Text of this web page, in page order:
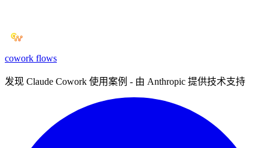
cowork flows
发现 Claude Cowork 使用案例 - 由 Anthropic 提供技术支持